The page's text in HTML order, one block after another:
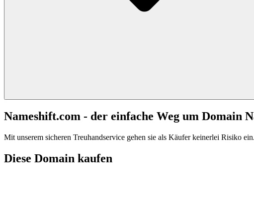
Nameshift.com - der einfache Weg um Domain
Mit unserem sicheren Treuhandservice gehen sie als Käufer keinerlei Risiko
Diese Domain kaufen